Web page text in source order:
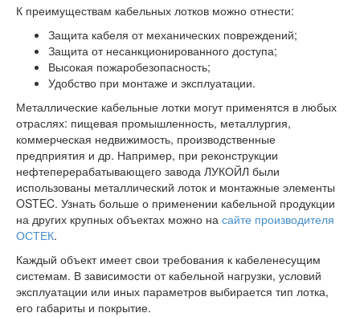
К преимуществам кабельных лотков можно отнести:
Защита кабеля от механических повреждений;
Защита от несанкционированного доступа;
Высокая пожаробезопасность;
Удобство при монтаже и эксплуатации.
Металлические кабельные лотки могут применятся в любых
отраслях: пищевая промышленность, металлургия,
коммерческая недвижимость, производственные
предприятия и др. Например, при реконструкции
нефтеперерабатывающего завода ЛУКОЙЛ были
использованы металлический лоток и монтажные элементы
OSTEC. Узнать больше о применении кабельной продукции
на других крупных объектах можно на сайте производителя
ОСТЕК.
Каждый объект имеет свои требования к кабеленесущим
системам. В зависимости от кабельной нагрузки, условий
эксплуатации или иных параметров выбирается тип лотка,
его габариты и покрытие.